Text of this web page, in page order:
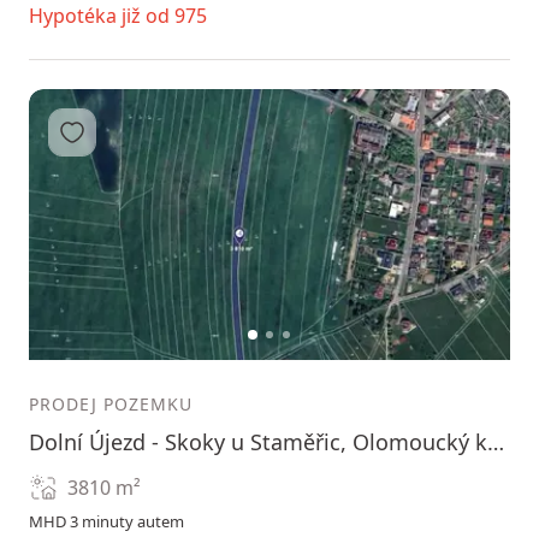
Hypotéka již od 975
12 3
Přidat do oblíbených
PRODEJ POZEMKU
Dolní Újezd - Skoky u Staměřic, Olomoucký kraj
3810 m²
MHD 3 minuty autem